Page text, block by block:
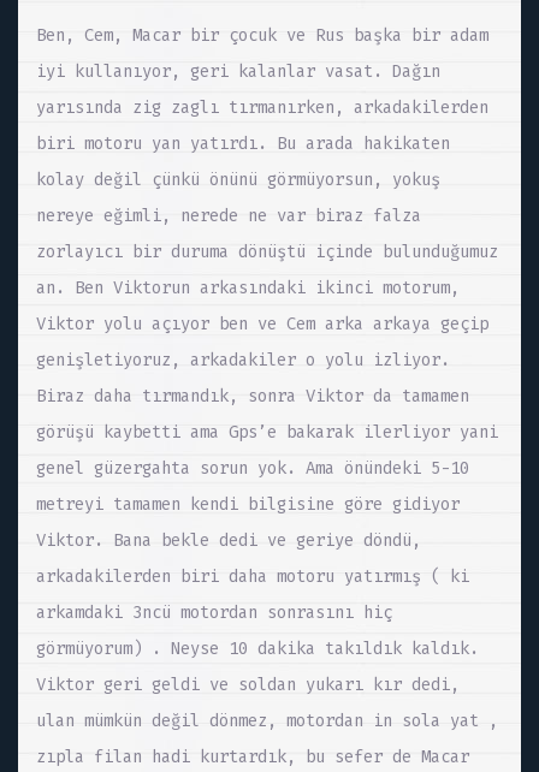
Ben, Cem, Macar bir çocuk ve Rus başka bir adam
iyi kullanıyor, geri kalanlar vasat. Dağın
yarısında zig zaglı tırmanırken, arkadakilerden
biri motoru yan yatırdı. Bu arada hakikaten
kolay değil çünkü önünü görmüyorsun, yokuş
nereye eğimli, nerede ne var biraz falza
zorlayıcı bir duruma dönüştü içinde bulunduğumuz
an. Ben Viktorun arkasındaki ikinci motorum,
Viktor yolu açıyor ben ve Cem arka arkaya geçip
genişletiyoruz, arkadakiler o yolu izliyor.
Biraz daha tırmandık, sonra Viktor da tamamen
görüşü kaybetti ama Gps’e bakarak ilerliyor yani
genel güzergahta sorun yok. Ama önündeki 5-10
metreyi tamamen kendi bilgisine göre gidiyor
Viktor. Bana bekle dedi ve geriye döndü,
arkadakilerden biri daha motoru yatırmış ( ki
arkamdaki 3ncü motordan sonrasını hiç
görmüyorum) . Neyse 10 dakika takıldık kaldık.
Viktor geri geldi ve soldan yukarı kır dedi,
ulan mümkün değil dönmez, motordan in sola yat ,
zıpla filan hadi kurtardık, bu sefer de Macar